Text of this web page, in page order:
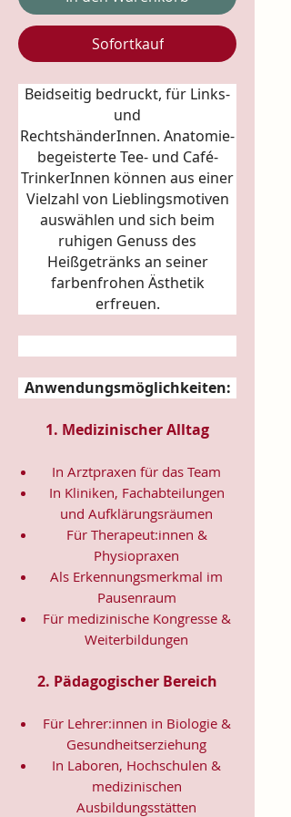
Sofortkauf
Beidseitig bedruckt, für Links-
und
RechtshänderInnen. Anatomie-
begeisterte Tee- und Café-
TrinkerInnen können aus einer
Vielzahl von Lieblingsmotiven
auswählen und sich beim
ruhigen Genuss des
Heißgetränks an seiner
farbenfrohen Ästhetik
erfreuen.
Anwendungsmöglichkeiten:
1. Medizinischer Alltag
In Arztpraxen für das Team
In Kliniken, Fachabteilungen
und Aufklärungsräumen
Für Therapeut:innen &
Physiopraxen
Als Erkennungsmerkmal im
Pausenraum
Für medizinische Kongresse &
Weiterbildungen
2. Pädagogischer Bereich
Für Lehrer:innen in Biologie &
Gesundheitserziehung
In Laboren, Hochschulen &
medizinischen
Ausbildungsstätten